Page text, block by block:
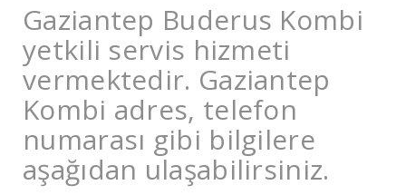
Gaziantep Buderus Kombi
yetkili servis hizmeti
vermektedir. Gaziantep
Kombi adres, telefon
numarası gibi bilgilere
aşağıdan ulaşabilirsiniz.